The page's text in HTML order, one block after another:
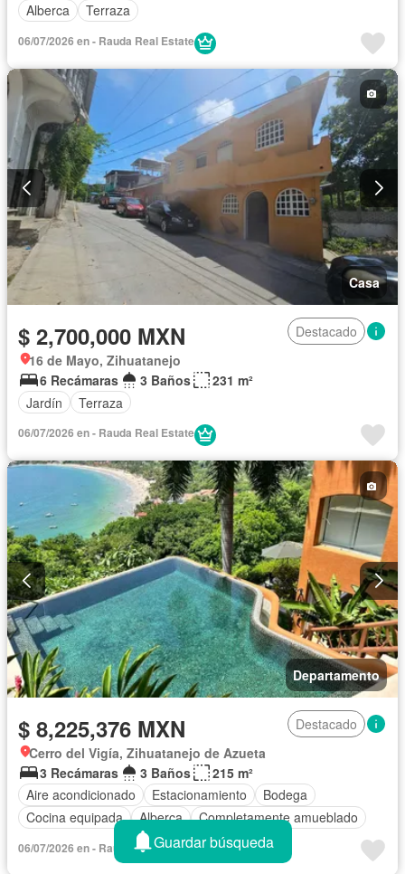
Alberca
Terraza
06/07/2026 en - Rauda Real Estate
Casa
$ 2,700,000 MXN
Destacado
16 de Mayo, Zihuatanejo
6 Recámaras
3 Baños
231 m²
Jardín
Terraza
06/07/2026 en - Rauda Real Estate
Departamento
$ 8,225,376 MXN
Destacado
Cerro del Vigía, Zihuatanejo de Azueta
3 Recámaras
3 Baños
215 m²
Aire acondicionado
Estacionamiento
Bodega
Cocina equipada
Alberca Completamente amueblado
06/07/2026 en - Rauda Real EstateGuardar búsqueda